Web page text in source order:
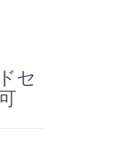
セ